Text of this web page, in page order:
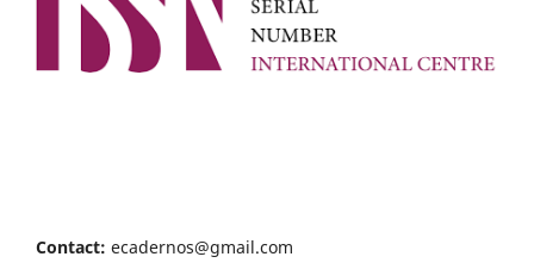
Contact: ecadernos@gmail.com